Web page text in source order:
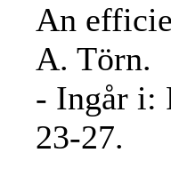
An
A. Törn.
- Ingår i:
23-27.